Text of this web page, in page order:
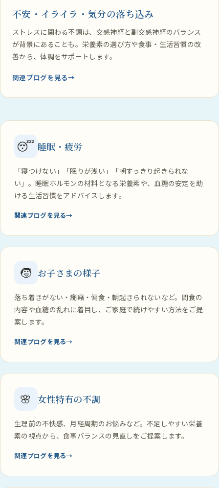
不安・イライラ・気分の落ち込み
ストレスに関わる不調は、交感神経と副交感神経のバランス
が背景にあることも。栄養素の選び方や食事・生活習慣の改
善から、体調をサポートします。
関連ブログを見る
😴 睡眠・疲労
「寝つけない」「眠りが浅い」「朝すっきり起きられな
い」。睡眠ホルモンの材料となる栄養素や、血糖の安定を助
ける生活習慣をアドバイスします。
関連ブログを見る
🧒 お子さまの様子
落ち着きがない・癇癪・偏食・朝起きられないなど。間食の
内容や血糖の乱れに着目し、ご家庭で続けやすい方法をご提
案します。
関連ブログを見る
🌸 女性特有の不調
生理前の不快感、月経周期のお悩みなど。不足しやすい栄養
素の視点から、食事バランスの見直しをご提案します。
関連ブログを見る